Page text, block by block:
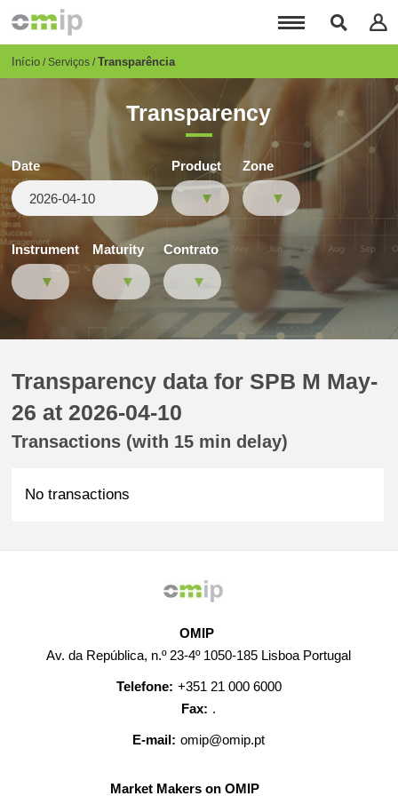
para
conteúdo
Breadcrumb
Início Serviços Transparência
Transparency
Date Product Zone
Instrument Maturity Contrato
Transparency data for SPB M May-
26 at 2026-04-10
Transactions (with 15 min delay)
No transactions
OMIP
Av. da República, n.º 23-4º 1050-185 Lisboa Portugal
Telefone: +351 21 000 6000
Fax: .
E-mail: omip@omip.pt
Market Makers on OMIP